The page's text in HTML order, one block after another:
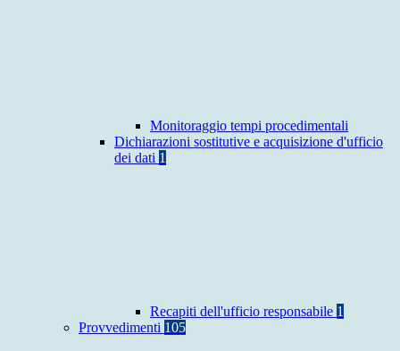
Monitoraggio tempi procedimentali
Dichiarazioni sostitutive e acquisizione d'ufficio
dei dati 1
Recapiti dell'ufficio responsabile 1
Provvedimenti 105